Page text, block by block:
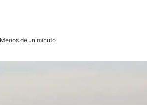
Menos de un minuto